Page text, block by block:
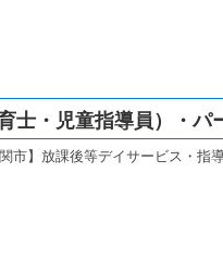
士・児童指導員）・
関市】放課後等デイサービス・